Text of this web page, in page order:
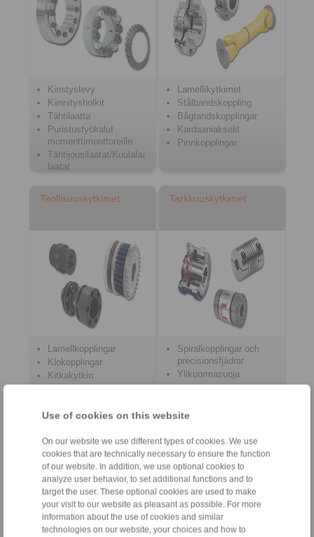
Use of cookies on this website
On our website we use different types of cookies. We use
cookies that are technically necessary to ensure the function
of our website. In addition, we use optional cookies to
analyze user behavior, to set additional functions and to
target the user. These optional cookies are used to make
your visit to our website as pleasant as possible. For more
information about the use of cookies and similar
technologies on our website, your choices and how to
Kiristyslevy
Kiinnitysholkit
Tähtilaatta
Puristustyökalut
momenttimoottoreille
Tähtijousilaatat/Kuulalaakeri
laatat
Lamellikytkimet
Stålbandskoppling
Bågtandskopplingar
Kardaaniakselit
Pinnkopplingar
Teollisuuskytkimet
Lamellkopplingar
Klokopplingar
Kitkakytkin
Cone Clamping
Tarkkuuskytkimet
Spiralkopplingar och
precisionsfjädrar
Ylikuormasuoja
Tarkkuuskiinnitystyökalut
RCS®
Kaukohallintajärjestelmät